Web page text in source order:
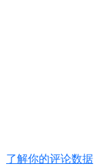
了解你的评论数据